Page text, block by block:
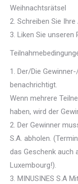
Weihnachtsrätsel
2. Schreiben Sie
3. Liken Sie unseren
1. Der/Die
benachrichtigt.
Wenn mehrere
haben, wird der
2. Der Gewinner
S.A. abholen.
das Geschenk auch
Luxembourg!).
3. MINUSINES S.A